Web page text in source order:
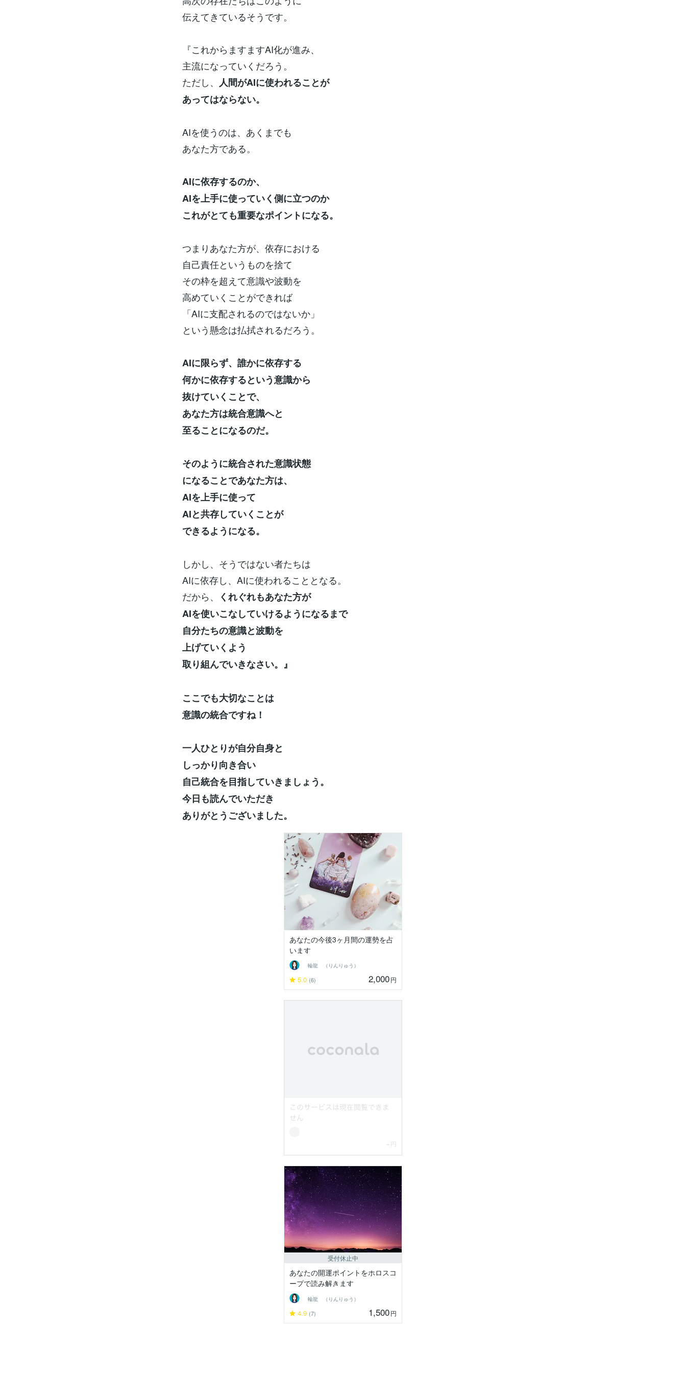
伝えてきているそうです。
『これからますますAI化が進み、
主流になっていくだろう。
ただし、 人間がAIに使われることが
あってはならない。
AIを使うのは、あくまでも
あなた方である。
AIに依存するのか、
AIを上手に使っていく側に立つのか
これがとても重要なポイントになる。
つまりあなた方が、依存における
自己責任というものを捨て
その枠を超えて意識や波動を
高めていくことができれば
「AIに支配されるのではないか」
という懸念は払拭されるだろう。
AIに限らず、誰かに依存する
何かに依存するという意識から
抜けていくことで、
あなた方は統合意識へと
至ることになるのだ。
そのように統合された意識状態
になることであなた方は、
AIを上手に使って
AIと共存していくことが
できるようになる。
しかし、そうではない者たちは
AIに依存し、AIに使われることとなる。
だから、
くれぐれもあなた方が
AIを使いこなしていけるようになるまで
自分たちの意識と波動を
上げていくよう
取り組んでいきなさい。』
ここでも大切なことは
意識の統合ですね！
一人ひとりが自分自身と
しっかり向き合い
自己統合を目指していきましょう。
今日も読んでいただき
ありがとうございました。
あなたの今後3ヶ月間の運勢を占
います
輪龍 （りんりゅう）
5.0 (6) 2,000円
受付休止中
あなたの開運ポイントをホロスコ
ープで読み解きます
輪龍 （りんりゅう）
4.9 (7) 1,500円